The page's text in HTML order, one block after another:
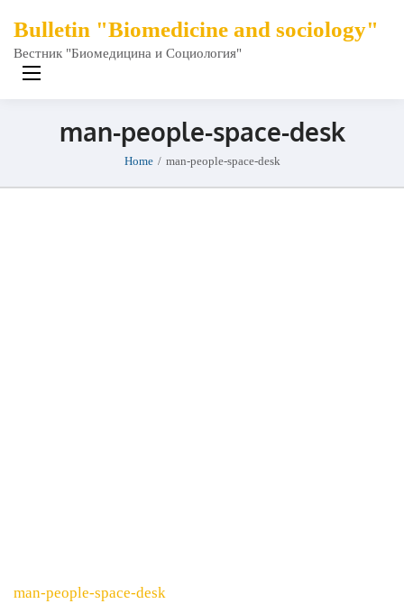
Bulletin "Biomedicine and sociology"
Вестник "Биомедицина и Социология"
man-people-space-desk
Home / man-people-space-desk
Навигация
man-people-space-desk